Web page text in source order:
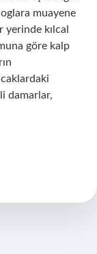
muayene
yerinde kılcal
göre kalp
damarlar,